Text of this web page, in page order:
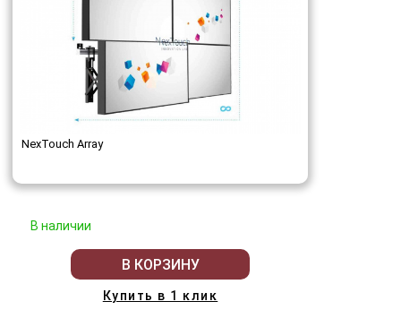
NexTouch Array
В наличии
В КОРЗИНУ
Купить в 1 клик